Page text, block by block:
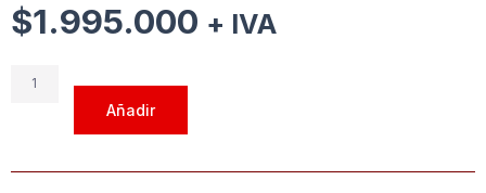
$1.995.000 + IVA
Mesón
Refrigerado
Añadir